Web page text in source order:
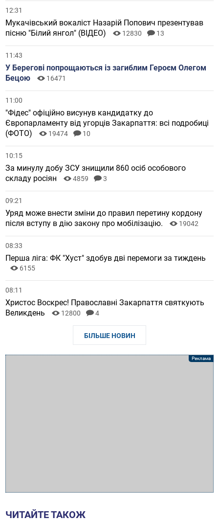
12:31
Мукачівський вокаліст Назарій Попович презентував
пісню "Білий янгол" (ВІДЕО)
12830 13
11:43
У Берегові попрощаються із загиблим Героєм Олегом
Бецою
16471
11:00
"Фідес" офіційно висунув кандидатку до
Європарламенту від угорців Закарпаття: всі подробиці
(ФОТО)
19474 10
10:15
За минулу добу ЗСУ знищили 860 осіб особового
складу росіян
4859 3
09:21
Уряд може внести зміни до правил перетину кордону
після вступу в дію закону про мобілізацію.
19042
08:33
Перша ліга: ФК "Хуст" здобув дві перемоги за тиждень
6155
08:11
Христос Воскрес! Православні Закарпаття святкують
Великдень
12800 4
БІЛЬШЕ НОВИН
ЧИТАЙТЕ ТАКОЖ